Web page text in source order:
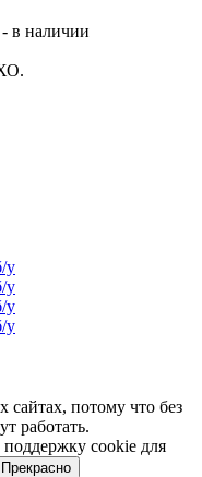
- в наличии
потому что без
работать.
cookie для
Прекрасно